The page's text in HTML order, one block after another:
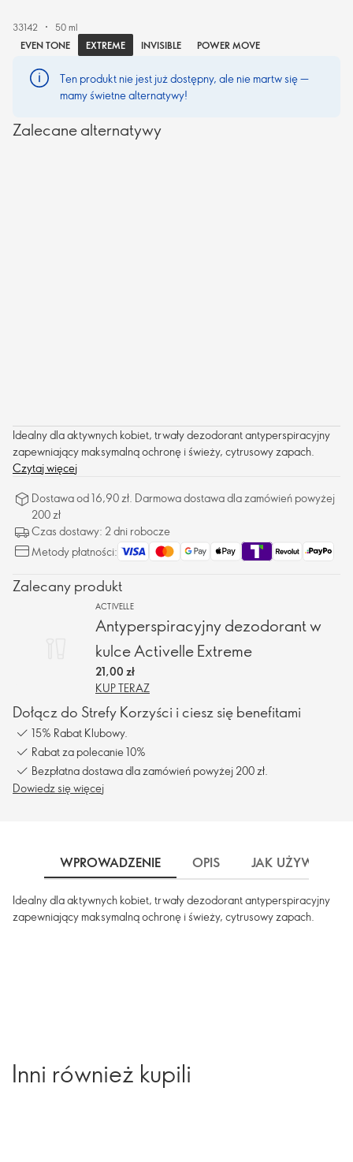
33142
50 ml
EVEN TONE
EXTREME INVISIBLE POWER MOVE
Ten produkt nie jest już dostępny, ale nie martw się —
mamy świetne alternatywy!
Zalecane alternatywy
Idealny dla aktywnych kobiet, trwały dezodorant antyperspiracyjny
zapewniający maksymalną ochronę i świeży, cytrusowy zapach.
Czytaj więcej
Dostawa od 16,90 zł. Darmowa dostawa dla zamówień powyżej
200 zł
Czas dostawy: 2 dni robocze
Metody płatności:
Zalecany produkt
ACTIVELLE
Antyperspiracyjny dezodorant w
kulce Activelle Extreme
21,00 zł
KUP TERAZ
Dołącz do Strefy Korzyści i ciesz się benefitami
15% Rabat Klubowy.
Rabat za polecanie 10%
Bezpłatna dostawa dla zamówień powyżej 200 zł.
Dowiedz się więcej
WPROWADZENIE OPIS JAK UŻYWAĆ
Idealny dla aktywnych kobiet, trwały dezodorant antyperspiracyjny
zapewniający maksymalną ochronę i świeży, cytrusowy zapach.
Inni również kupili